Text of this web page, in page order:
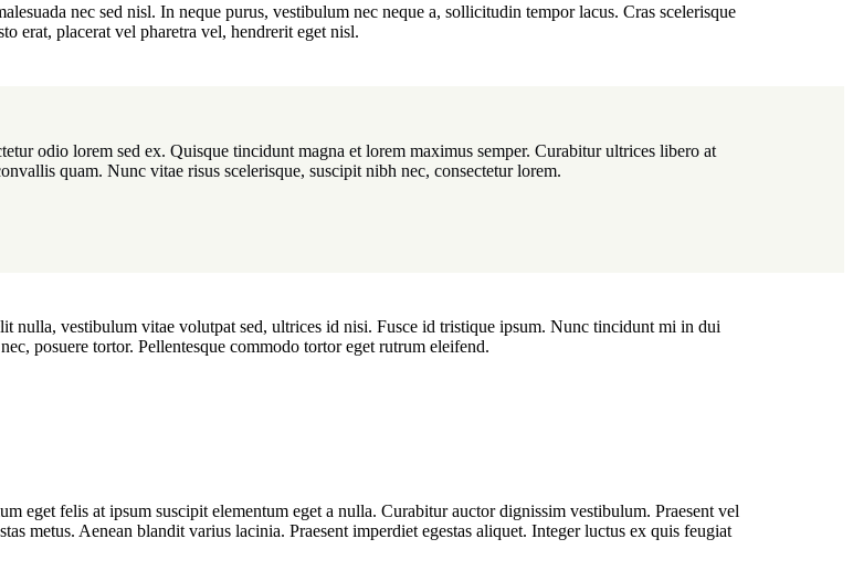
nec sed nisl. In neque purus, vestibulum nec neque a, sollicitudin tempor lacus. Cras scelerisque
erat, placerat vel pharetra vel, hendrerit eget nisl.
odio lorem sed ex. Quisque tincidunt magna et lorem maximus semper. Curabitur ultrices libero at
quam. Nunc vitae risus scelerisque, suscipit nibh nec, consectetur lorem.
nulla, vestibulum vitae volutpat sed, ultrices id nisi. Fusce id tristique ipsum. Nunc tincidunt mi in dui
posuere tortor. Pellentesque commodo tortor eget rutrum eleifend.
eget felis at ipsum suscipit elementum eget a nulla. Curabitur auctor dignissim vestibulum. Praesent vel
metus. Aenean blandit varius lacinia. Praesent imperdiet egestas aliquet. Integer luctus ex quis feugiat